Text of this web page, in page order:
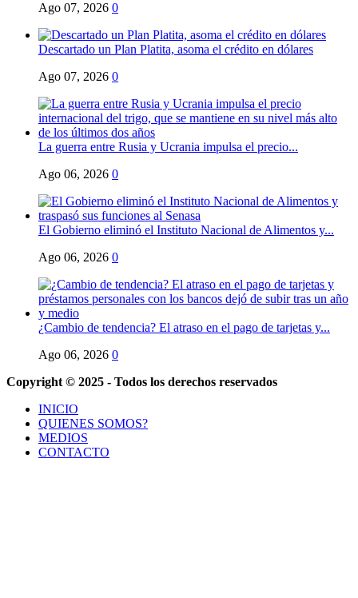
Ago 07, 2026 0
Descartado un Plan Platita, asoma el crédito en dólares
Ago 07, 2026 0
La guerra entre Rusia y Ucrania impulsa el precio...
Ago 06, 2026 0
El Gobierno eliminó el Instituto Nacional de Alimentos y...
Ago 06, 2026 0
¿Cambio de tendencia? El atraso en el pago de tarjetas y...
Ago 06, 2026 0
Copyright © 2025 - Todos los derechos reservados
INICIO
QUIENES SOMOS?
MEDIOS
CONTACTO